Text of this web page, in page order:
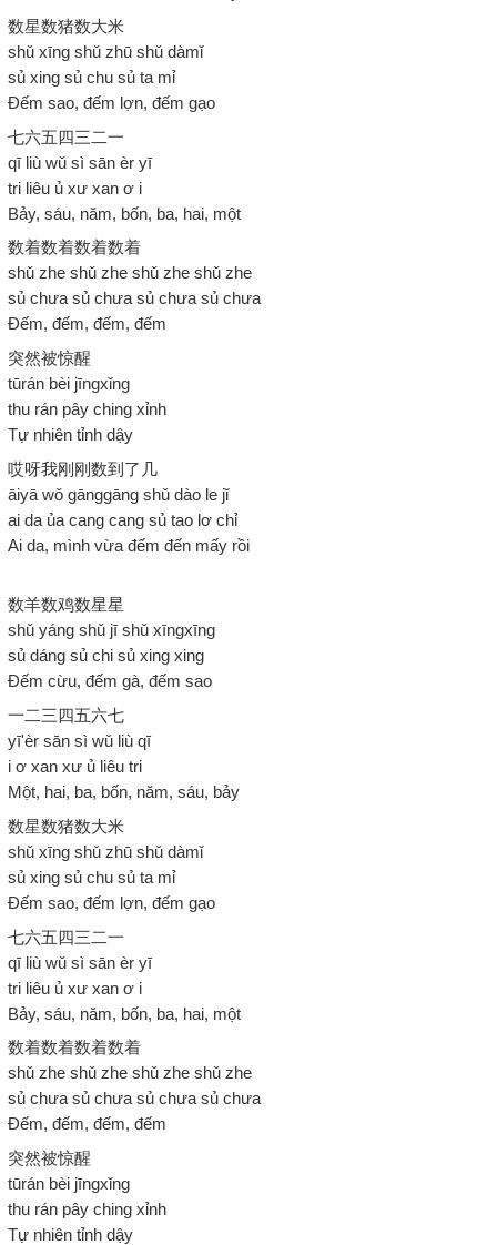
数星数猪数大米
shǔ xīng shǔ zhū shǔ dàmǐ
sủ xing sủ chu sủ ta mỉ
Đếm sao, đếm lợn, đếm gạo
七六五四三二一
qī liù wǔ sì sān èr yī
tri liêu ủ xư xan ơ i
Bảy, sáu, năm, bốn, ba, hai, một
数着数着数着数着
shǔ zhe shǔ zhe shǔ zhe shǔ zhe
sủ chưa sủ chưa sủ chưa sủ chưa
Đếm, đếm, đếm, đếm
突然被惊醒
tūrán bèi jīngxǐng
thu rán pây ching xỉnh
Tự nhiên tỉnh dậy
哎呀我刚刚数到了几
āiyā wǒ gānggāng shǔ dào le jǐ
ai da ủa cang cang sủ tao lơ chỉ
Ai da, mình vừa đếm đến mấy rồi
数羊数鸡数星星
shǔ yáng shǔ jī shǔ xīngxīng
sủ dáng sủ chi sủ xing xing
Đếm cừu, đếm gà, đếm sao
一二三四五六七
yī'èr sān sì wǔ liù qī
i ơ xan xư ủ liêu tri
Một, hai, ba, bốn, năm, sáu, bảy
数星数猪数大米
shǔ xīng shǔ zhū shǔ dàmǐ
sủ xing sủ chu sủ ta mỉ
Đếm sao, đếm lợn, đếm gạo
七六五四三二一
qī liù wǔ sì sān èr yī
tri liêu ủ xư xan ơ i
Bảy, sáu, năm, bốn, ba, hai, một
数着数着数着数着
shǔ zhe shǔ zhe shǔ zhe shǔ zhe
sủ chưa sủ chưa sủ chưa sủ chưa
Đếm, đếm, đếm, đếm
突然被惊醒
tūrán bèi jīngxǐng
thu rán pây ching xỉnh
Tự nhiên tỉnh dậy